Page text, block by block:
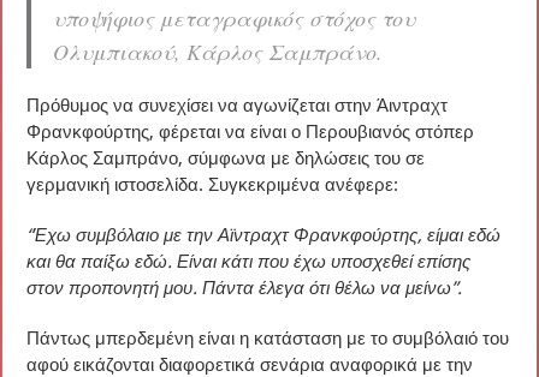
υποψήφιος μεταγραφικός στόχος του
Ολυμπιακού, Κάρλος Σαμπράνο.
Πρόθυμος να συνεχίσει να αγωνίζεται στην Άιντραχτ
Φρανκφούρτης, φέρεται να είναι ο Περουβιανός στόπερ
Κάρλος Σαμπράνο, σύμφωνα με δηλώσεις του σε
γερμανική ιστοσελίδα. Συγκεκριμένα ανέφερε:
“Έχω συμβόλαιο με την Αϊντραχτ Φρανκφούρτης, είμαι εδώ
και θα παίξω εδώ. Είναι κάτι που έχω υποσχεθεί επίσης
στον προπονητή μου. Πάντα έλεγα ότι θέλω να μείνω”.
Πάντως μπερδεμένη είναι η κατάσταση με το συμβόλαιό του
αφού εικάζονται διαφορετικά σενάρια αναφορικά με την